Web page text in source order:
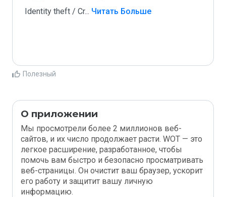
Identity theft / Cr... Читать Больше
Полезный
О приложении
Мы просмотрели более 2 миллионов веб-
сайтов, и их число продолжает расти. WOT — это
легкое расширение, разработанное, чтобы
помочь вам быстро и безопасно просматривать
веб-страницы. Он очистит ваш браузер, ускорит
его работу и защитит вашу личную
информацию.